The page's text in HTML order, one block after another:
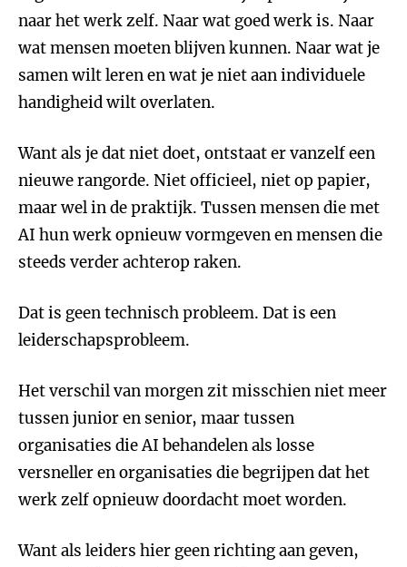
naar het werk zelf. Naar wat goed werk is. Naar
wat mensen moeten blijven kunnen. Naar wat je
samen wilt leren en wat je niet aan individuele
handigheid wilt overlaten.
Want als je dat niet doet, ontstaat er vanzelf een
nieuwe rangorde. Niet officieel, niet op papier,
maar wel in de praktijk. Tussen mensen die met
AI hun werk opnieuw vormgeven en mensen die
steeds verder achterop raken.
Dat is geen technisch probleem. Dat is een
leiderschapsprobleem.
Het verschil van morgen zit misschien niet meer
tussen junior en senior, maar tussen
organisaties die AI behandelen als losse
versneller en organisaties die begrijpen dat het
werk zelf opnieuw doordacht moet worden.
Want als leiders hier geen richting aan geven,